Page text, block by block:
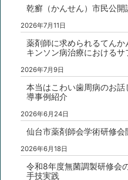
乾癬（かんせん）市民公
2026年7月11日
薬剤師に求められるてん
キンソン病治療における
2026年7月9日
本当はこわい歯周病のお
導事例紹介
2026年6月24日
仙台市薬剤師会学術研修会
2026年6月18日
令和8年度無菌調製研修会
手技実践